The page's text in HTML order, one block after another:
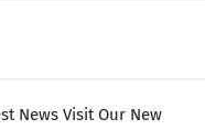
News Visit Our New